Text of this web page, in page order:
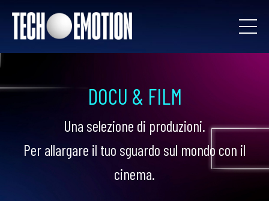
DOCU & FILM
Una selezione di produzioni.
Per allargare il tuo sguardo sul mondo con il
cinema.